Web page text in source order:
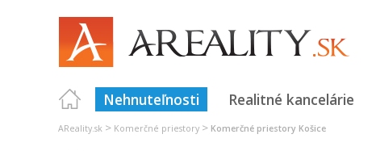
Nehnuteľnosti Realitné kancelárie
AReality.sk > Komerčné priestory > Komerčné priestory Košice